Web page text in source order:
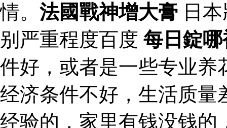
情。 法國戰神增大膏 日
别严重程度百度 每日錠
件好，或者是一些专业养
经济条件不好，生活质量
经验的，家里有钱没钱的